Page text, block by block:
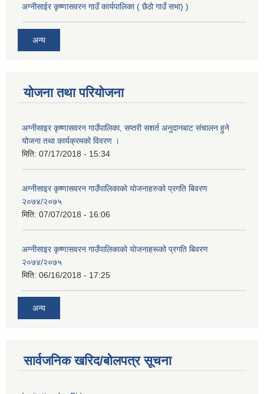
अग्नीसाईर कृष्णासवरन गाउँ कार्यपालिका ( छैठो गाउँ सभा) )
अन्य
योजना तथा परियोजना
अग्नीसाइर कृष्णासवरन गाउँपालिका, सप्तरी सशर्त अनुदानबाट संचालन हुने
योजना तथा कार्यक्रमको विवरण ।
मिति: 07/17/2018 - 15:34
अग्नीसाइर कृष्णासवरन गाउँपालिकाको योजनाहरुको प्रगति बिवरण
२०७४/२०७५
मिति: 07/07/2018 - 16:06
अग्नीसाइर कृष्णासवरन गाउँपालिकाको योजनाहरूको प्रगति बिवरण
२०७४/२०७५
मिति: 06/16/2018 - 17:25
अन्य
सार्वजनिक खरिद/बोलपत्र सूचना